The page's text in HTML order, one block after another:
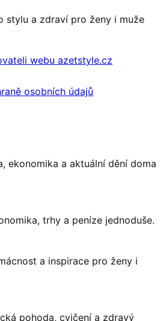
stylu a zdraví pro ženy i muže
webu azetstyle.cz
osobních údajů
ekonomika a aktuální dění doma
trhy a peníze jednoduše.
a inspirace pro ženy i
pohoda, cvičení a zdravý